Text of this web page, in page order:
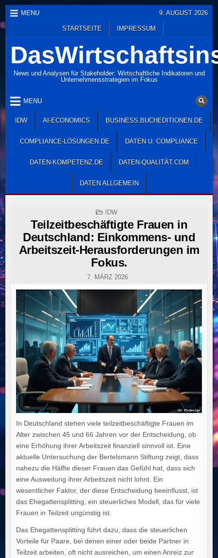
Skip
to
content
MENU
STARTSEITE IMPRESSUM
9. AUGUST 2026
News und Analysen für Stakeholder: Wirtschaftliche Indikatoren und
Unternehmensstrategien im Fokus
MENU
IDW AI-ECONOMICS BUSINESS.BUCHEDITIONEN.DE
COMPLIANCE-LÖSUNGEN.DE DATEN U. COMPLIANCE
DATEN-KOMPETENZ.DE DATEN-QUALITÄT.COM
DATEN ALLGEMEIN
POSTED
IDW
Teilzeitbeschäftigte Frauen in
Deutschland: Einkommens- und
Arbeitszeit-Herausforderungen im
Fokus.
7. MÄRZ 2026
In Deutschland stehen viele teilzeitbeschäftigte Frauen im
Alter zwischen 45 und 66 Jahren vor der Entscheidung, ob
eine Erhöhung ihrer Arbeitszeit finanziell sinnvoll ist. Eine
aktuelle Untersuchung der Bertelsmann Stiftung zeigt, dass
nahezu die Hälfte dieser Frauen das Gefühl hat, dass sich
eine Ausweitung ihrer Arbeitszeit nicht lohnt. Ein
wesentlicher Faktor, der diese Entscheidung beeinflusst, ist
das Ehegattensplitting, ein steuerliches Modell, das für viele
Frauen in Teilzeit ungünstig ist.
Das Ehegattensplitting führt dazu, dass die steuerlichen
Vorteile für Paare, bei denen einer oder beide Partner in
Teilzeit arbeiten, oft nicht ausreichen, um einen Anreiz zur